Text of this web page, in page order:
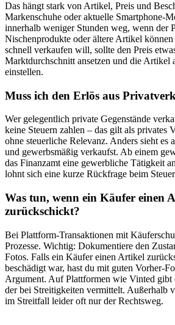
Das hängt stark von Artikel, Preis und
Markenschuhe oder aktuelle Smartphone-
innerhalb weniger Stunden weg, wenn der
Nischenprodukte oder ältere Artikel
schnell verkaufen will, sollte den Preis
Marktdurchschnitt ansetzen und die Artikel
einstellen.
Muss ich den Erlös aus
Wer gelegentlich private Gegenstände
keine Steuern zahlen – das gilt als privates
ohne steuerliche Relevanz. Anders sieht es
und gewerbsmäßig verkaufst. Ab einem
das Finanzamt eine gewerbliche Tätigkeit
lohnt sich eine kurze Rückfrage beim
Was tun, wenn ein Käufer einen
zurückschickt?
Bei Plattform-Transaktionen mit
Prozesse. Wichtig: Dokumentiere den
Fotos. Falls ein Käufer einen Artikel
beschädigt war, hast du mit guten Vorher-
Argument. Auf Plattformen wie Vinted gibt
der bei Streitigkeiten vermittelt. Außerhalb
im Streitfall leider oft nur der Rechtsweg.